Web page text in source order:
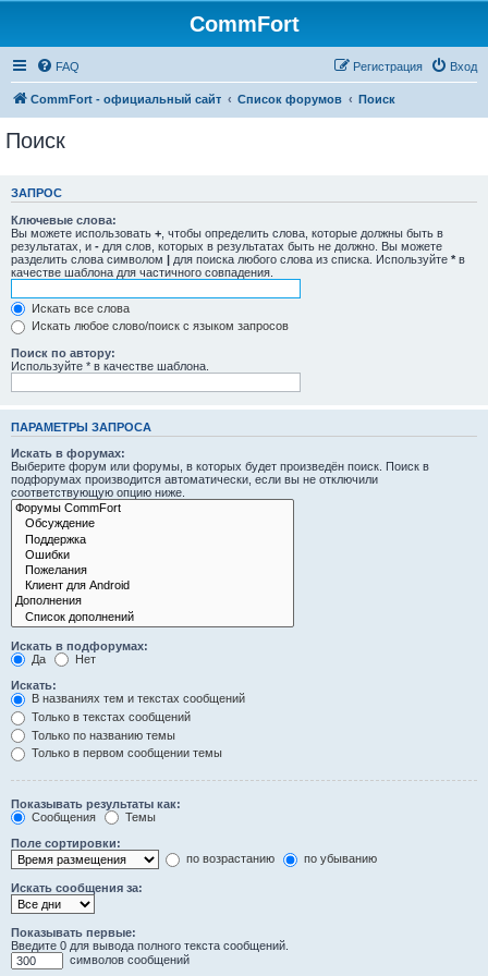
CommFort
FAQ Вход
Регистрация
CommFort - официальный сайт Список форумов Поиск
Поиск
ЗАПРОС
Ключевые слова:
Вы можете использовать + , чтобы определить слова, которые должны быть в
результатах, и - для слов, которых в результатах быть не должно. Вы можете
разделить слова символом | для поиска любого слова из списка. Используйте * в
качестве шаблона для частичного совпадения.
Искать все слова
Искать любое слово/поиск с языком запросов
Поиск по автору:
Используйте * в качестве шаблона.
ПАРАМЕТРЫ ЗАПРОСА
Искать в форумах:
Выберите форум или форумы, в которых будет произведён поиск. Поиск в
подфорумах производится автоматически, если вы не отключили
соответствующую опцию ниже.
Искать в подфорумах:
Да
Нет
Искать:
В названиях тем и текстах сообщений
Только в текстах сообщений
Только по названию темы
Только в первом сообщении темы
Показывать результаты как:
Сообщения
Темы
Поле сортировки:
по возрастанию
по убыванию
Искать сообщения за:
Показывать первые:
Введите 0 для вывода полного текста сообщений.
символов сообщений